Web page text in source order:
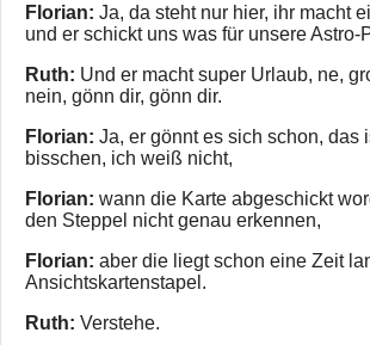
Florian: Ja, da steht nur hier, ihr macht
und er schickt uns was für unsere Astro-
Ruth: Und er macht super Urlaub, ne,
nein, gönn dir, gönn dir.
Florian: Ja, er gönnt es sich schon, das
bisschen, ich weiß nicht,
Florian: wann die Karte abgeschickt
den Steppel nicht genau erkennen,
Florian: aber die liegt schon eine Zeit
Ansichtskartenstapel.
Ruth: Verstehe.